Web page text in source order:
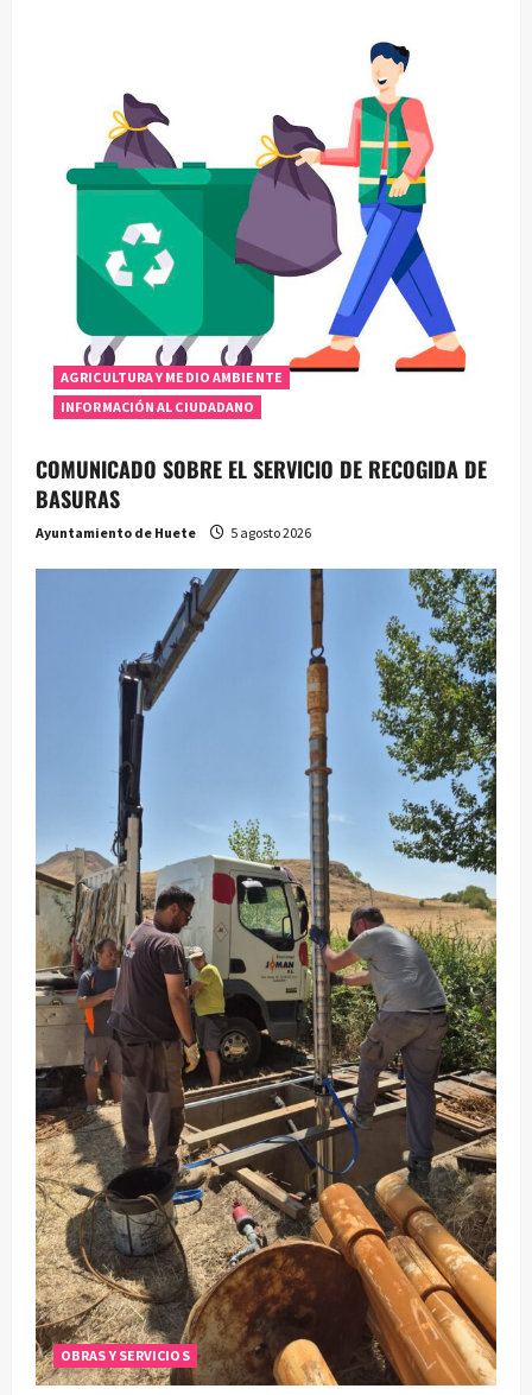
AGRICULTURA Y MEDIO AMBIENTE
INFORMACIÓN AL CIUDADANO
COMUNICADO SOBRE EL SERVICIO DE RECOGIDA DE
BASURAS
Ayuntamiento de Huete 5 agosto 2026
OBRAS Y SERVICIOS